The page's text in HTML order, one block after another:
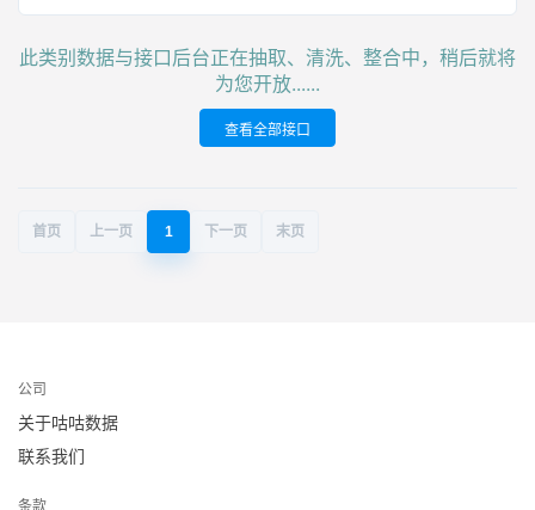
此类别数据与接口后台正在抽取、清洗、整合中，稍后就将
为您开放......
查看全部接口
首页 上一页 1 下一页 末页
公司
关于咕咕数据
联系我们
条款